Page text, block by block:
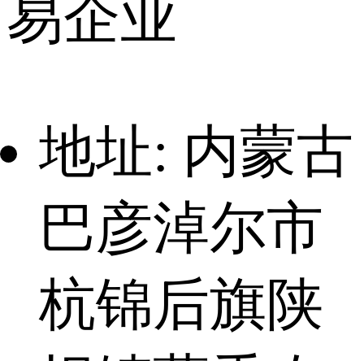
易企业
地址: 内蒙古
巴彦淖尔市
杭锦后旗陕